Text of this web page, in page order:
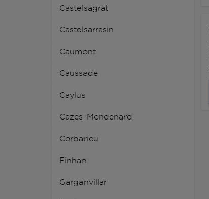
Castelsagrat
Castelsarrasin
Caumont
Caussade
Caylus
Cazes-Mondenard
Corbarieu
Finhan
Garganvillar